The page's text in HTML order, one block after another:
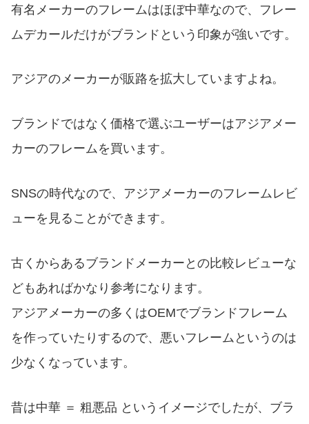
有名メーカーのフレームはほぼ中華なので、フレー
ムデカールだけがブランドという印象が強いです。
アジアのメーカーが販路を拡大していますよね。
ブランドではなく価格で選ぶユーザーはアジアメー
カーのフレームを買います。
SNSの時代なので、アジアメーカーのフレームレビ
ューを見ることができます。
古くからあるブランドメーカーとの比較レビューな
どもあればかなり参考になります。
アジアメーカーの多くはOEMでブランドフレーム
を作っていたりするので、悪いフレームというのは
少なくなっています。
昔は中華 ＝ 粗悪品 というイメージでしたが、ブラ